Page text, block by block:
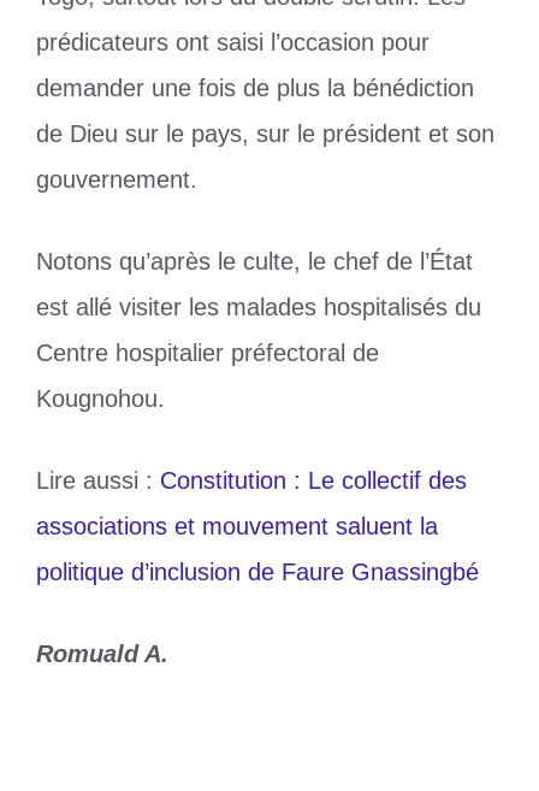
prédicateurs ont saisi l’occasion pour
demander une fois de plus la bénédiction
de Dieu sur le pays, sur le président et son
gouvernement.
Notons qu’après le culte, le chef de l’État
est allé visiter les malades hospitalisés du
Centre hospitalier préfectoral de
Kougnohou.
Lire aussi : Constitution : Le collectif des
associations et mouvement saluent la
politique d’inclusion de Faure Gnassingbé
Romuald A.